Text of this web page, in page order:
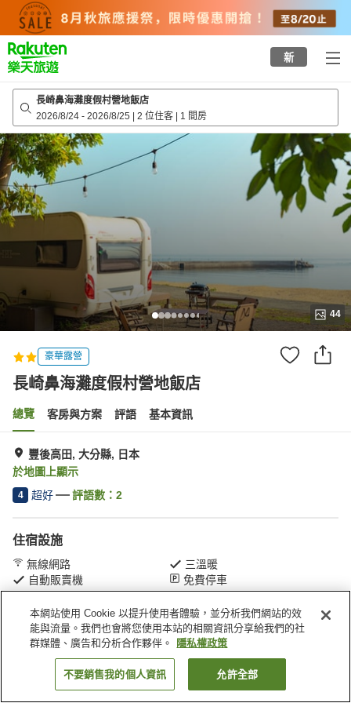
top
page
新
長崎鼻海灘度假村營地飯店
2026/8/24 - 2026/8/25 | 2 位住客 | 1 間房
44
豪華露營
長崎鼻海灘度假村營地飯店
總覽 客房與方案 評語 基本資訊
豐後高田, 大分縣, 日本
於地圖上顯示
4 超好 評語數： 2
住宿設施
無線網路
三溫暖
自動販賣機
免費停車
首頁 日本 大分縣 豐後高田 長崎鼻海灘度假村營地飯店
找客房
本網站使用 Cookie 以提升使用者體驗，並分析我們網站的效
能與流量。我們也會將您使用本站的相關資訊分享給我們的社
群媒體、廣告和分析合作夥伴。
隱私權政策
不要銷售我的個人資訊 允許全部